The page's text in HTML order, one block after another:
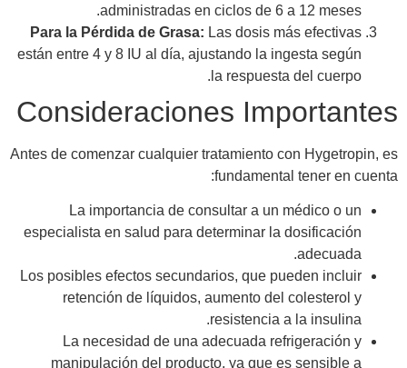
administradas en ciclos de 6 a 12 meses.
Para la Pérdida de Grasa: Las dosis más efectivas
están entre 4 y 8 IU al día, ajustando la ingesta según
la respuesta del cuerpo.
Consideraciones Importantes
Antes de comenzar cualquier tratamiento con Hygetropin, es
fundamental tener en cuenta:
La importancia de consultar a un médico o un
especialista en salud para determinar la dosificación
adecuada.
Los posibles efectos secundarios, que pueden incluir
retención de líquidos, aumento del colesterol y
resistencia a la insulina.
La necesidad de una adecuada refrigeración y
manipulación del producto, ya que es sensible a